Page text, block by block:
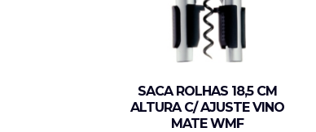
SACA ROLHAS 18,5 CM
ALTURA C/ AJUSTE VINO
MATE WMF